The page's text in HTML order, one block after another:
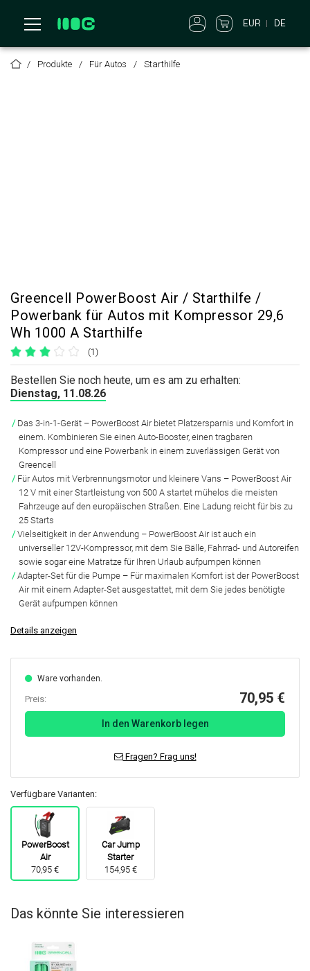
EUR DE
Produkte Für Autos Starthilfe
Greencell PowerBoost Air / Starthilfe /
Powerbank für Autos mit Kompressor 29,6
Wh 1000 A Starthilfe
(1)
Bestellen Sie noch heute, um es am zu erhalten:
Dienstag, 11.08.26
Das 3-in-1-Gerät – PowerBoost Air bietet Platzersparnis und Komfort in
einem. Kombinieren Sie einen Auto-Booster, einen tragbaren
Kompressor und eine Powerbank in einem zuverlässigen Gerät von
Greencell
Für Autos mit Verbrennungsmotor und kleinere Vans – PowerBoost Air
12 V mit einer Startleistung von 500 A startet mühelos die meisten
Fahrzeuge auf den europäischen Straßen. Eine Ladung reicht für bis zu
25 Starts
Vielseitigkeit in der Anwendung – PowerBoost Air ist auch ein
universeller 12V-Kompressor, mit dem Sie Bälle, Fahrrad- und Autoreifen
sowie sogar eine Matratze für Ihren Urlaub aufpumpen können
Adapter-Set für die Pumpe – Für maximalen Komfort ist der PowerBoost
Air mit einem Adapter-Set ausgestattet, mit dem Sie jedes benötigte
Gerät aufpumpen können
Details anzeigen
Ware vorhanden.
Preis: 70,95 €
In den Warenkorb legen
Fragen? Frag uns!
Verfügbare Varianten:
PowerBoost
Air
70,95 €
Car Jump
Starter
154,95 €
Das könnte Sie interessieren